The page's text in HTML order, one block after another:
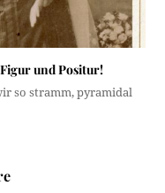
und Positur!
so stramm, pyramidal